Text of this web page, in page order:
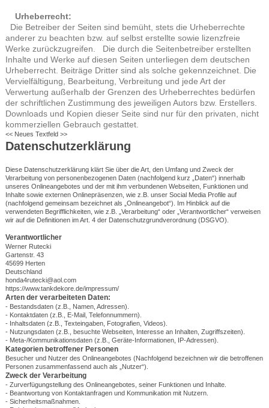
Urheberrecht:
Die Betreiber der Seiten sind bemüht, stets die Urheberrechte
anderer zu beachten bzw. auf selbst erstellte sowie lizenzfreie
Werke zurückzugreifen. Die durch die Seitenbetreiber erstellten
Inhalte und Werke auf diesen Seiten unterliegen dem deutschen
Urheberrecht. Beiträge Dritter sind als solche gekennzeichnet. Die
Vervielfältigung, Bearbeitung, Verbreitung und jede Art der
Verwertung außerhalb der Grenzen des Urheberrechtes bedürfen
der schriftlichen Zustimmung des jeweiligen Autors bzw. Erstellers.
Downloads und Kopien dieser Seite sind nur für den privaten, nicht
kommerziellen Gebrauch gestattet.
<< Neues Textfeld >>
Datenschutzerklärung
Diese Datenschutzerklärung klärt Sie über die Art, den Umfang und Zweck der
Verarbeitung von personenbezogenen Daten (nachfolgend kurz „Daten“) innerhalb
unseres Onlineangebotes und der mit ihm verbundenen Webseiten, Funktionen und
Inhalte sowie externen Onlinepräsenzen, wie z.B. unser Social Media Profile auf
(nachfolgend gemeinsam bezeichnet als „Onlineangebot“). Im Hinblick auf die
verwendeten Begrifflichkeiten, wie z.B. „Verarbeitung“ oder „Verantwortlicher“ verweisen
wir auf die Definitionen im Art. 4 der Datenschutzgrundverordnung (DSGVO).
Verantwortlicher
Werner Rutecki
Gartenstr. 43
45699 Herten
Deutschland
honda4rutecki@aol.com
https://www.tankdekore.de/impressum/
Arten der verarbeiteten Daten:
- Bestandsdaten (z.B., Namen, Adressen).
- Kontaktdaten (z.B., E-Mail, Telefonnummern).
- Inhaltsdaten (z.B., Texteingaben, Fotografien, Videos).
- Nutzungsdaten (z.B., besuchte Webseiten, Interesse an Inhalten, Zugriffszeiten).
- Meta-/Kommunikationsdaten (z.B., Geräte-Informationen, IP-Adressen).
Kategorien betroffener Personen
Besucher und Nutzer des Onlineangebotes (Nachfolgend bezeichnen wir die betroffenen
Personen zusammenfassend auch als „Nutzer“).
Zweck der Verarbeitung
- Zurverfügungstellung des Onlineangebotes, seiner Funktionen und Inhalte.
- Beantwortung von Kontaktanfragen und Kommunikation mit Nutzern.
- Sicherheitsmaßnahmen.